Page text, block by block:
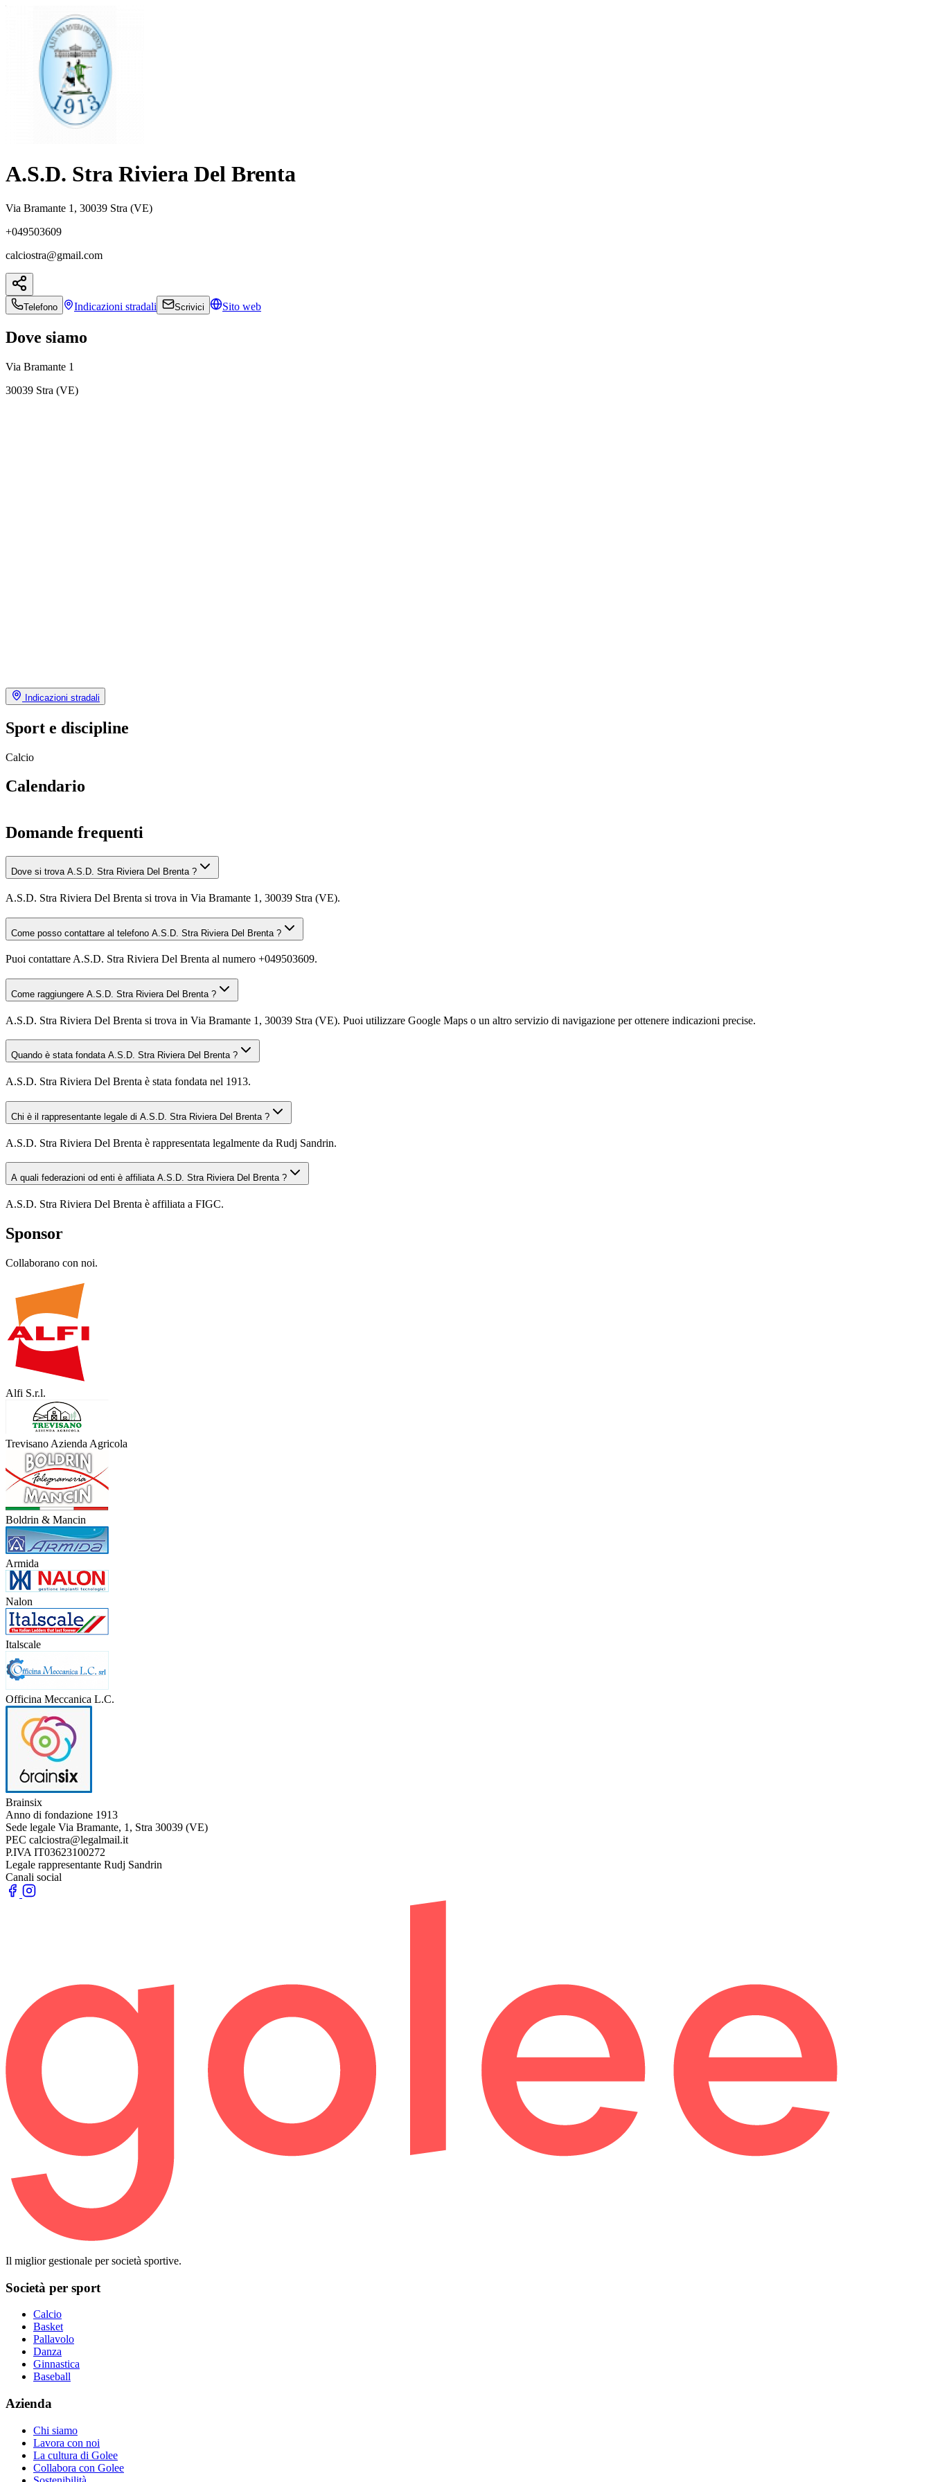
A.S.D. Stra Riviera Del Brenta
Via Bramante 1, 30039 Stra (VE)
+049503609
calciostra@gmail.com
Telefono Indicazioni stradali Scrivici Sito web
Dove siamo
Via Bramante 1
30039 Stra (VE)
Indicazioni stradali
Sport e discipline
Calcio
Calendario
Domande frequenti
Dove si trova A.S.D. Stra Riviera Del Brenta ?
A.S.D. Stra Riviera Del Brenta si trova in Via Bramante 1, 30039 Stra (VE).
Come posso contattare al telefono A.S.D. Stra Riviera Del Brenta ?
Puoi contattare A.S.D. Stra Riviera Del Brenta al numero +049503609.
Come raggiungere A.S.D. Stra Riviera Del Brenta ?
A.S.D. Stra Riviera Del Brenta si trova in Via Bramante 1, 30039 Stra (VE). Puoi utilizzare Google Maps o un altro servizio di navigazione per ottenere indicazioni precise.
Quando è stata fondata A.S.D. Stra Riviera Del Brenta ?
A.S.D. Stra Riviera Del Brenta è stata fondata nel 1913.
Chi è il rappresentante legale di A.S.D. Stra Riviera Del Brenta ?
A.S.D. Stra Riviera Del Brenta è rappresentata legalmente da Rudj Sandrin.
A quali federazioni od enti è affiliata A.S.D. Stra Riviera Del Brenta ?
A.S.D. Stra Riviera Del Brenta è affiliata a FIGC.
Sponsor
Collaborano con noi.
Alfi S.r.l.
Trevisano Azienda Agricola
Boldrin & Mancin
Armida
Nalon
Italscale
Officina Meccanica L.C.
Brainsix
Anno di fondazione 1913
Sede legale Via Bramante, 1, Stra 30039 (VE)
PEC calciostra@legalmail.it
P.IVA IT03623100272
Legale rappresentante Rudj Sandrin
Canali social
Il miglior gestionale per società sportive.
Società per sport
Calcio
Basket
Pallavolo
Danza
Ginnastica
Baseball
Azienda
Chi siamo
Lavora con noi
La cultura di Golee
Collabora con Golee